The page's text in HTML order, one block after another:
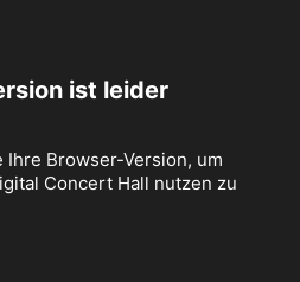
ist leider
Browser-Version, um
Concert Hall nutzen zu